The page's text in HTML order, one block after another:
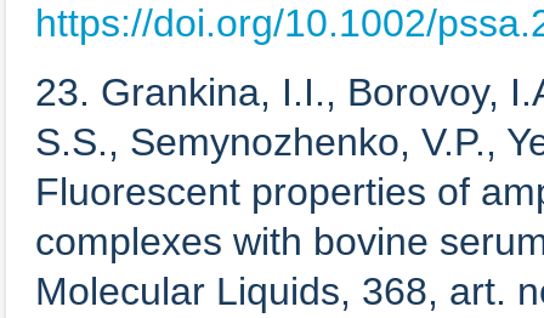
https://doi.org/10.1002/
23. Grankina, I.I., Borovoy,
S.S., Semynozhenko, V.P.,
Fluorescent properties of
complexes with bovine
Molecular Liquids, 368, art.